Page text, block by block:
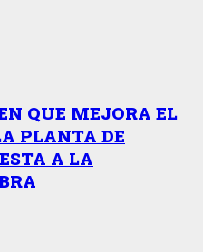
QUE MEJORA EL
PLANTA DE
A LA